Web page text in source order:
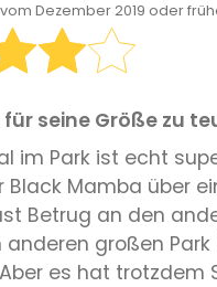
vom Dezember 2019 oder
für seine Größe zu
im Park ist echt
Black Mamba über
Betrug an den
großen
es hat trotzdem